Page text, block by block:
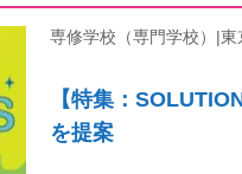
専修学校（専門学校）|
【特集：
を提案